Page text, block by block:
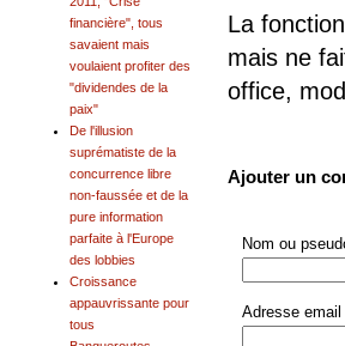
La
mais ne
office,
Ajouter un
Nom ou
Adresse email
financière", tous
savaient mais
voulaient profiter des
"dividendes de la
paix"
De l'illusion
suprématiste de la
concurrence libre
non-faussée et de la
pure information
parfaite à l'Europe
des lobbies
Croissance
appauvrissante pour
tous